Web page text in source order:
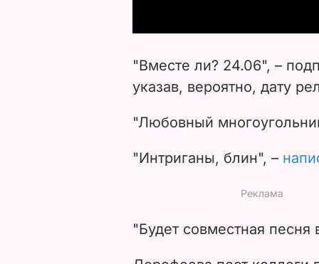
"Вместе ли? 24.06", –
указав, вероятно, дату
"Любовный
"Интриганы, блин", –
"Будет совместная песня